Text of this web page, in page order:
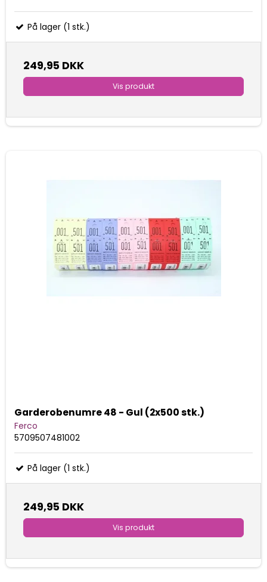
På lager (1 stk.)
249,95 DKK
Vis produkt
Garderobenumre 48 - Gul (2x500 stk.)
Ferco
5709507481002
På lager (1 stk.)
249,95 DKK
Vis produkt